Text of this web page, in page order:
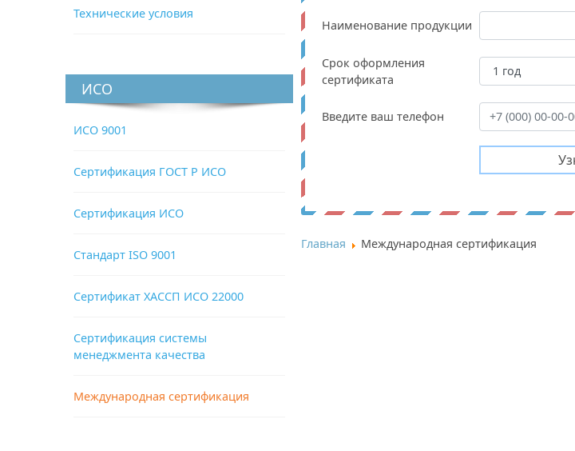
Технические условия
ИСО
ИСО 9001
Сертификация ГОСТ Р ИСО
Сертификация ИСО
Стандарт ISO 9001
Сертификат ХАССП ИСО 22000
Сертификация системы
менеджмента качества
Международная сертификация
Наименование продукции
Срок оформления
сертификата
Введите ваш телефон
Главная Международная сертификация